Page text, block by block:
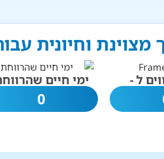
וחיונית
ל - ימי חיים
0